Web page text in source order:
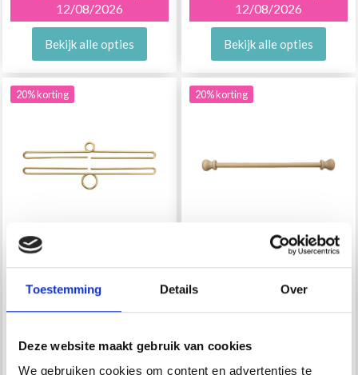
Toestemming Details Over
Deze website maakt gebruik van cookies
We gebruiken cookies om content en advertenties te
12/08/2026
Bekijk alle opties
12/08/2026
Bekijk alle opties
20% korting
BRODERIE OSLO, 1
Prijs vanafEUR 9.20
20% korting
BRODERIE BÂTON EN
Prijs vanafEUR 2.15